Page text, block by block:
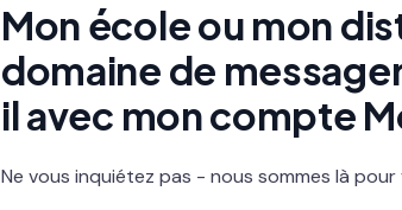
Mon école ou mon
domaine de
il avec mon compte
Ne vous inquiétez pas - nous sommes là pour